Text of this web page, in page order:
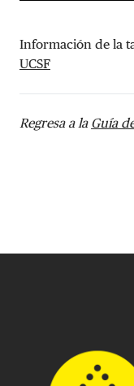
Información de la
UCSF
Regresa a la Guía